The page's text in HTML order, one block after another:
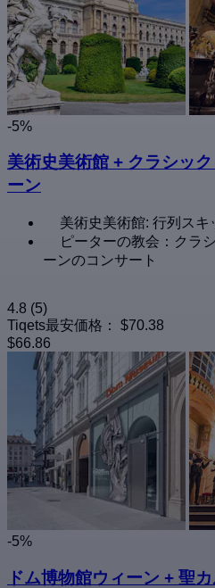
-5%
美術史美術館 + クラシッ
ーン
美術史美術館: 行列スキ
ピーターの教会：クラ
ーンのコンサート
4.8 (5)
Tiqets最安価格：
$70.38
$66.86
-5%
ドム博物館ウィーン + 聖